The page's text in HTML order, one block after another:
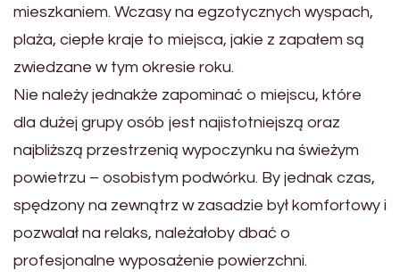
mieszkaniem. Wczasy na egzotycznych wyspach,
plaża, ciepłe kraje to miejsca, jakie z zapałem są
zwiedzane w tym okresie roku.
Nie należy jednakże zapominać o miejscu, które
dla dużej grupy osób jest najistotniejszą oraz
najbliższą przestrzenią wypoczynku na świeżym
powietrzu – osobistym podwórku. By jednak czas,
spędzony na zewnątrz w zasadzie był komfortowy i
pozwalał na relaks, należałoby dbać o
profesjonalne wyposażenie powierzchni.